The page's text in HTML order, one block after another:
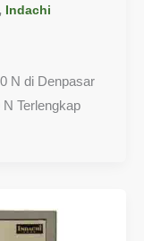
, Indachi
N di Denpasar
Terlengkap